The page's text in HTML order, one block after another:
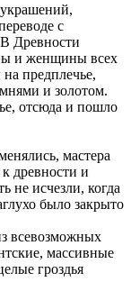
с
В Древности
и женщины всех
предплечье,
и золотом.
отсюда и пошло
мастера
древности и
не исчезли, когда
было закрыто
всевозможных
массивные
гроздья